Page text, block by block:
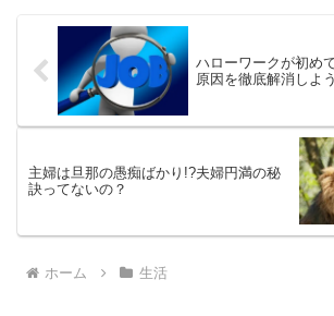
ハローワークが初め
原因を徹底解消しよ
主婦は旦那の愚痴ばかり!?夫婦円満の秘
訣ってないの？
ホーム 生活